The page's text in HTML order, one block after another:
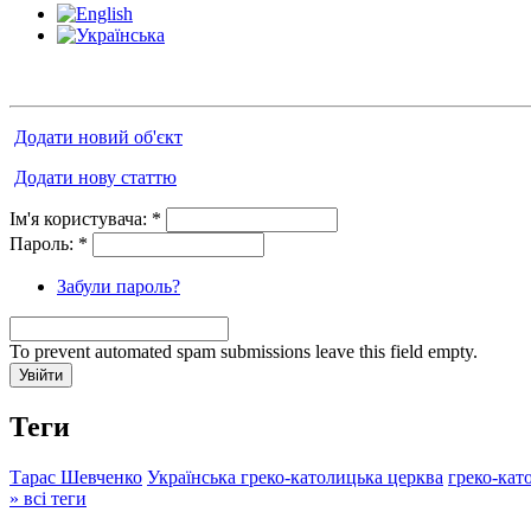
Додати новий об'єкт
Додати нову статтю
Ім'я користувача: *
Пароль: *
Забули пароль?
To prevent automated spam submissions leave this field empty.
Теги
Тарас Шевченко Українська греко-католицька церква греко-
» всі теги